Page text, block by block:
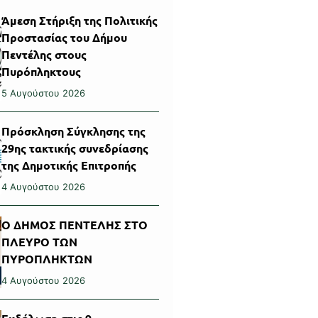
Άμεση Στήριξη της Πολιτικής
Προστασίας του Δήμου
Πεντέλης στους
Πυρόπληκτους
5 Αυγούστου 2026
Πρόσκληση Σύγκλησης της
29ης τακτικής συνεδρίασης
της Δημοτικής Επιτροπής
4 Αυγούστου 2026
Ο ΔΗΜΟΣ ΠΕΝΤΕΛΗΣ ΣΤΟ
ΠΛΕΥΡΟ ΤΩΝ
ΠΥΡΟΠΛΗΚΤΩΝ
4 Αυγούστου 2026